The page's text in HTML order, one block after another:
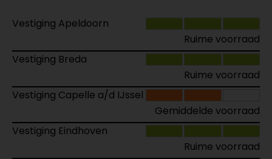
Vestiging Apeldoorn
Ruime voorraad
Vestiging Breda
Ruime voorraad
Vestiging Capelle a/d IJssel
Gemiddelde voorraad
Vestiging Eindhoven
Ruime voorraad